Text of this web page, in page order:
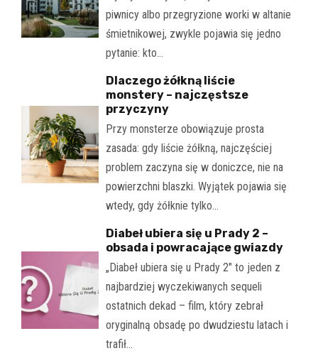
piwnicy albo przegryzione worki w altanie
śmietnikowej, zwykle pojawia się jedno
pytanie: kto…
Dlaczego żółkną liście
monstery – najczęstsze
przyczyny
Przy monsterze obowiązuje prosta
zasada: gdy liście żółkną, najczęściej
problem zaczyna się w doniczce, nie na
powierzchni blaszki. Wyjątek pojawia się
wtedy, gdy żółknie tylko…
Diabeł ubiera się u Prady 2 –
obsada i powracające gwiazdy
„Diabeł ubiera się u Prady 2" to jeden z
najbardziej wyczekiwanych sequeli
ostatnich dekad – film, który zebrał
oryginalną obsadę po dwudziestu latach i
trafił…